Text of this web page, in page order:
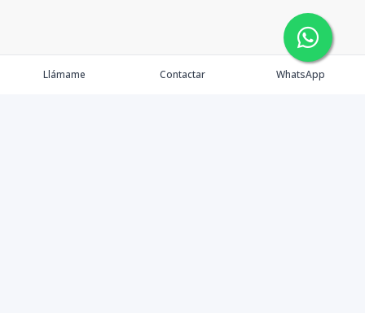
Llámame Contactar WhatsApp